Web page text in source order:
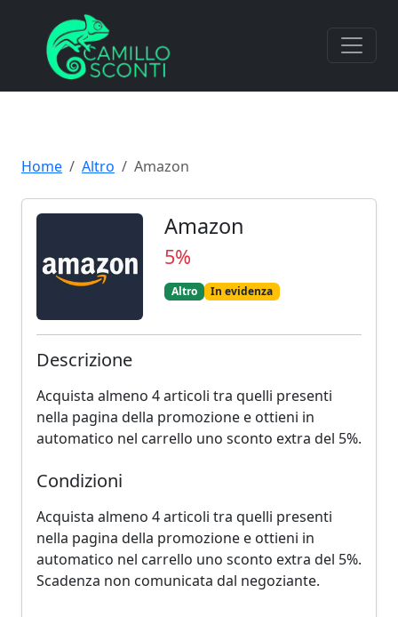
Home Altro Amazon
Amazon
5%
Altro In evidenza
Descrizione
Acquista almeno 4 articoli tra quelli presenti
nella pagina della promozione e ottieni in
automatico nel carrello uno sconto extra del 5%.
Condizioni
Acquista almeno 4 articoli tra quelli presenti
nella pagina della promozione e ottieni in
automatico nel carrello uno sconto extra del 5%.
Scadenza non comunicata dal negoziante.